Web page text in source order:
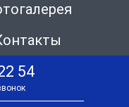
54